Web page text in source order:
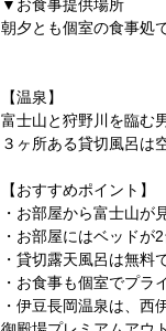
▼お食事提供場所
朝夕とも個室の食事処
【温泉】
富士山と狩野川を臨む
３ヶ所ある貸切風呂は
【おすすめポイント】
・お部屋から富士山が
・お部屋にはベッドが
・貸切露天風呂は無料
・お食事も個室でプラ
・伊豆長岡温泉は、